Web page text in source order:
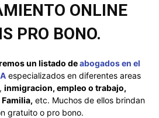
ONLINE
PRO BONO.
un listado deabogados en el
especializados en diferentes areas
inmigracion, empleo o trabajo,
etc. Muchos de ellos brindan
gratuito o pro bono.